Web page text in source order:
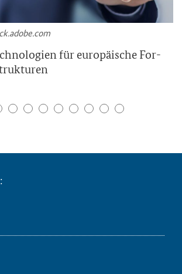
für eu­ro­päi­sche For­